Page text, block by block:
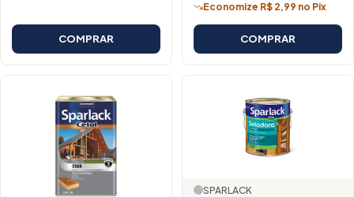
COMPRAR
Economize R$ 2,99 no Pix
COMPRAR
SPARLACK